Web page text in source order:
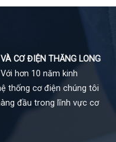
CƠ ĐIỆN THĂNG LONG
hơn 10 năm kinh
thống cơ điện chúng tôi
đầu trong lĩnh vực cơ